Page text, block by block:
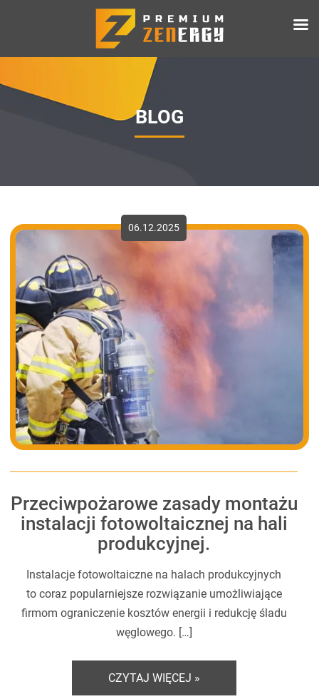
BLOG
06.12.2025
Przeciwpożarowe zasady montażu
instalacji fotowoltaicznej na hali
produkcyjnej.
Instalacje fotowoltaiczne na halach produkcyjnych
to coraz popularniejsze rozwiązanie umożliwiające
firmom ograniczenie kosztów energii i redukcję śladu
węglowego. […]
CZYTAJ WIĘCEJ »